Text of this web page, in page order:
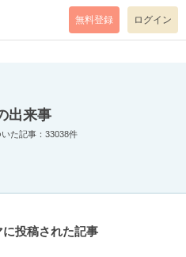
mode=return level=notice
無料登録 ログイン
出来事
た記事：33038件
に投稿された記事